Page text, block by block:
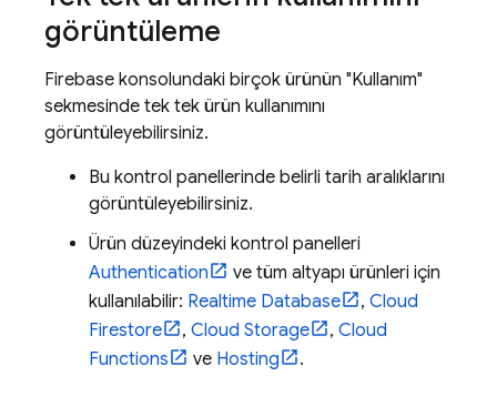
görüntüleme
Firebase konsolundaki birçok ürünün "Kullanım"
sekmesinde tek tek ürün kullanımını
görüntüleyebilirsiniz.
Bu kontrol panellerinde belirli tarih aralıklarını
görüntüleyebilirsiniz.
Ürün düzeyindeki kontrol panelleri
Authentication
ve tüm altyapı ürünleri için
kullanılabilir: Realtime Database , Cloud
Firestore
, Cloud Storage , Cloud
Functions
ve Hosting .